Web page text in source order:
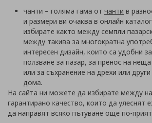
чанти – голяма гама от чанти в
и размери ви очаква в онлайн
избирате както между семпли
между такива за многократна
интересен дизайн, които са удобни
ползване за пазар, за пренос на
или за съхранение на дрехи или
дома.
На сайта ни можете да избирате между
гарантирано качество, които да улеснят
да направят всяко пътуване още по-